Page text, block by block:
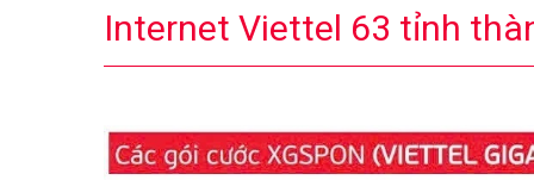
Internet Viettel 63 tỉnh